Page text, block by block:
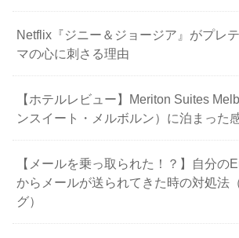
Netflix『ジニー＆ジョージア』がプレ
マの心に刺さる理由
【ホテルレビュー】Meriton Suites
ンスイート・メルボルン）に泊まった
【メールを乗っ取られた！？】自分の
からメールが送られてきた時の対処法
グ）